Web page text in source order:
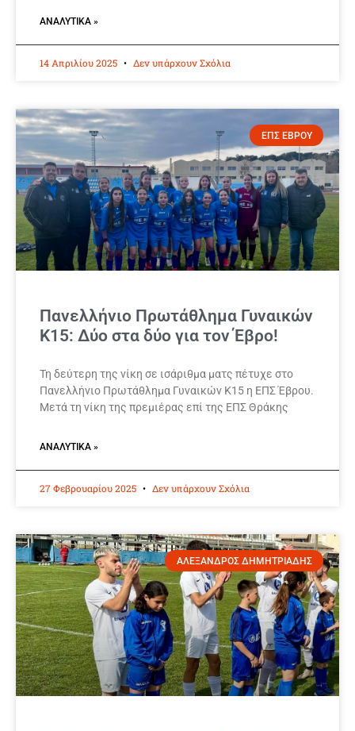
ΑΝΑΛΥΤΙΚΆ »
14 Απριλίου 2025 Δεν υπάρχουν Σχόλια
ΕΠΣ ΕΒΡΟΥ
Πανελλήνιο Πρωτάθλημα Γυναικών
Κ15: Δύο στα δύο για τον Έβρο!
Τη δεύτερη της νίκη σε ισάριθμα ματς πέτυχε στο
Πανελλήνιο Πρωτάθλημα Γυναικών Κ15 η ΕΠΣ Έβρου.
Μετά τη νίκη της πρεμιέρας επί της ΕΠΣ Θράκης
ΑΝΑΛΥΤΙΚΆ »
27 Φεβρουαρίου 2025 Δεν υπάρχουν Σχόλια
ΑΛΕΞΑΝΔΡΟΣ ΔΗΜΗΤΡΙΑΔΗΣ